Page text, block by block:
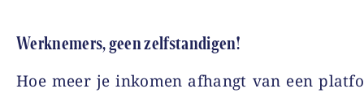
Werknemers, geen zelfstandigen!
Hoe meer je inkomen afhangt van een